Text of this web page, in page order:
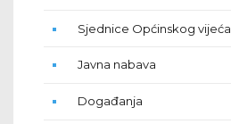
Sjednice Općinskog vijeća
Javna nabava
Događanja